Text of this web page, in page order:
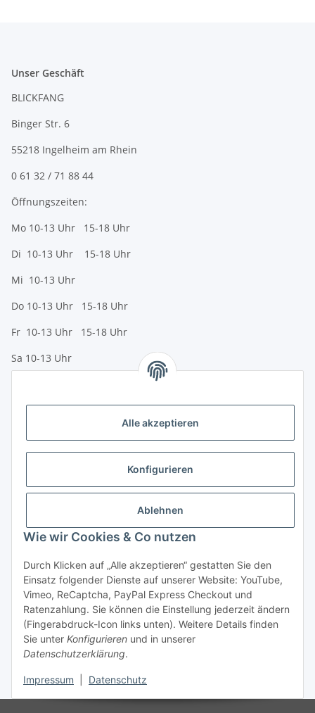
Alle akzeptieren
Konfigurieren
Ablehnen
Wie wir Cookies & Co nutzen
Durch Klicken auf „Alle akzeptieren“ gestatten Sie den
Einsatz folgender Dienste auf unserer Website: YouTube,
Vimeo, ReCaptcha, PayPal Express Checkout und
Ratenzahlung. Sie können die Einstellung jederzeit ändern
(Fingerabdruck-Icon links unten). Weitere Details finden
Sie unter Konfigurieren und in unserer
Datenschutzerklärung.
Impressum Datenschutz
Unser Geschäft
BLICKFANG
Binger Str. 6
55218 Ingelheim am Rhein
0 61 32 / 71 88 44
Öffnungszeiten:
Mo 10-13 Uhr 15-18 Uhr
Di 10-13 Uhr 15-18 Uhr
Mi 10-13 Uhr
Do 10-13 Uhr 15-18 Uhr
Fr 10-13 Uhr 15-18 Uhr
Sa 10-13 Uhr
Vorkasse (per Bank-Überweisung)
Sofortüberweisung
Rechnungskauf
Gesetzliche Informationen
Informationen
Vertrag widerrufen
* Alle Preise inkl. gesetzlicher USt., zzgl.